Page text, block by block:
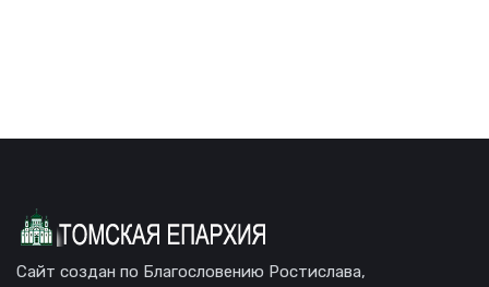
Сайт создан по Благословению Ростислава,